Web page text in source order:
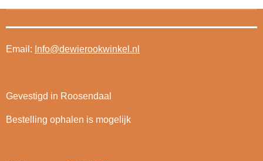
Email: Info@dewierookwinkel.nl
Gevestigd in Roosendaal
Bestelling ophalen is mogelijk